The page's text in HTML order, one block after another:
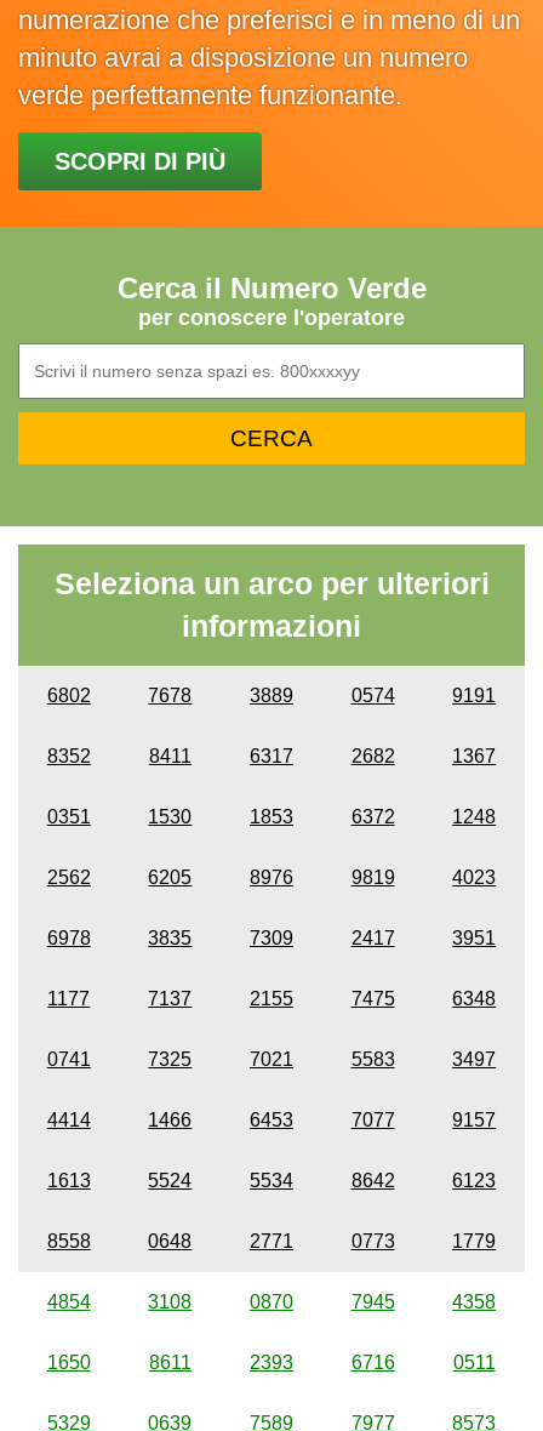
numerazione che preferisci e in meno di un
minuto avrai a disposizione un numero
verde perfettamente funzionante.
SCOPRI DI PIÙ
Cerca il Numero Verde
per conoscere l'operatore
Seleziona un arco per ulteriori
informazioni
6802 7678 3889 0574 9191
8352 8411 6317 2682 1367
0351 1530 1853 6372 1248
2562 6205 8976 9819 4023
6978 3835 7309 2417 3951
1177 7137 2155 7475 6348
0741 7325 7021 5583 3497
4414 1466 6453 7077 9157
1613 5524 5534 8642 6123
8558 0648 2771 0773 1779
4854 3108 0870 7945 4358
1650 8611 2393 6716 0511
5329 0639 7589 7977 8573